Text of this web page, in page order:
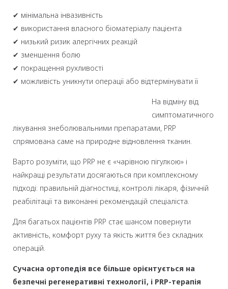
✔ мінімальна інвазивність
✔ використання власного біоматеріалу пацієнта
✔ низький ризик алергічних реакцій
✔ зменшення болю
✔ покращення рухливості
✔ можливість уникнути операції або відтермінувати її
На відміну від
симптоматичного
лікування знеболювальними препаратами, PRP
спрямована саме на природне відновлення тканин.
Варто розуміти, що PRP не є «чарівною пігулкою» і
найкращі результати досягаються при комплексному
підході: правильній діагностиці, контролі лікаря, фізичній
реабілітації та виконанні рекомендацій спеціаліста.
Для багатьох пацієнтів PRP стає шансом повернути
активність, комфорт руху та якість життя без складних
операцій.
Сучасна ортопедія все більше орієнтується на
безпечні регенеративні технології, і PRP-терапія